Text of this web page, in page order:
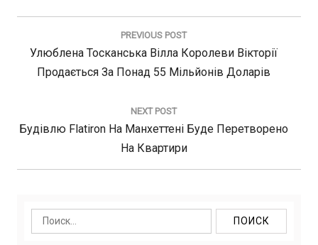
Навигация
записям
PREVIOUS POST
Previous
Post:
Улюблена Тосканська Вілла Королеви Вікторії
Продається За Понад 55 Мільйонів Доларів
NEXT POST
Next
Будівлю Flatiron На Манхеттені Буде Перетворено
На Квартири
Найти: